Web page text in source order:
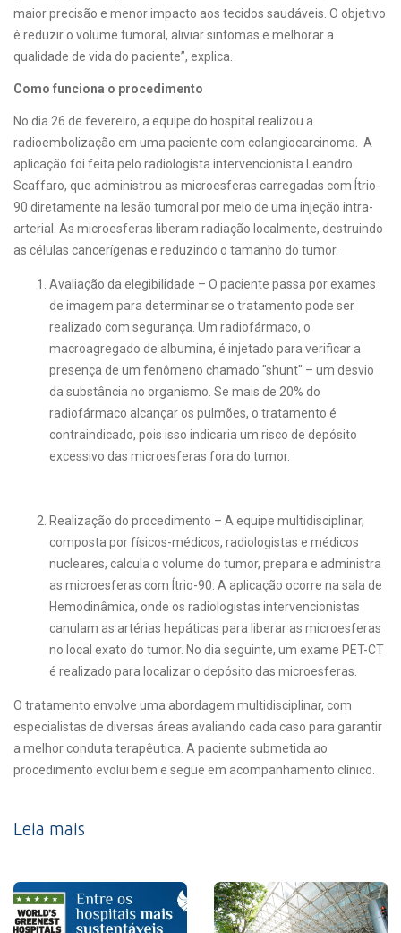
maior precisão e menor impacto aos tecidos saudáveis. O objetivo
é reduzir o volume tumoral, aliviar sintomas e melhorar a
qualidade de vida do paciente”, explica.
Como funciona o procedimento
No dia 26 de fevereiro, a equipe do hospital realizou a
radioembolização em uma paciente com colangiocarcinoma. A
aplicação foi feita pelo radiologista intervencionista Leandro
Scaffaro, que administrou as microesferas carregadas com Ítrio-
90 diretamente na lesão tumoral por meio de uma injeção intra-
arterial. As microesferas liberam radiação localmente, destruindo
as células cancerígenas e reduzindo o tamanho do tumor.
Avaliação da elegibilidade – O paciente passa por exames
de imagem para determinar se o tratamento pode ser
realizado com segurança. Um radiofármaco, o
macroagregado de albumina, é injetado para verificar a
presença de um fenômeno chamado "shunt" – um desvio
da substância no organismo. Se mais de 20% do
radiofármaco alcançar os pulmões, o tratamento é
contraindicado, pois isso indicaria um risco de depósito
excessivo das microesferas fora do tumor.
Realização do procedimento – A equipe multidisciplinar,
composta por físicos-médicos, radiologistas e médicos
nucleares, calcula o volume do tumor, prepara e administra
as microesferas com Ítrio-90. A aplicação ocorre na sala de
Hemodinâmica, onde os radiologistas intervencionistas
canulam as artérias hepáticas para liberar as microesferas
no local exato do tumor. No dia seguinte, um exame PET-CT
é realizado para localizar o depósito das microesferas.
O tratamento envolve uma abordagem multidisciplinar, com
especialistas de diversas áreas avaliando cada caso para garantir
a melhor conduta terapêutica. A paciente submetida ao
procedimento evolui bem e segue em acompanhamento clínico.
Leia mais